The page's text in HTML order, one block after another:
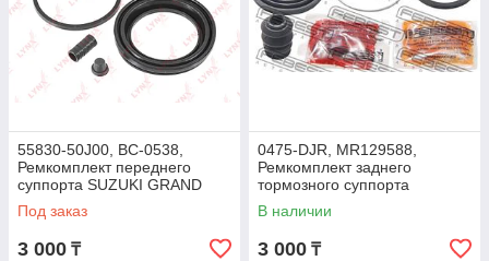
55830-50J00, BC-0538,
Ремкомплект переднего
суппорта SUZUKI GRAND
VITARA XL-7, LYNXAUTO
JAPAN
Под заказ
3 000 ₸
0475-DJR, MR129588,
Ремкомплект заднего
тормозного суппорта
MITSUBISHI GALANT DJ1A,
DM1A, EA8A, FEBEST
В наличии
3 000 ₸